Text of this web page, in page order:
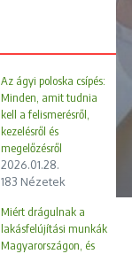
Az ágyi poloska csípés:
Minden, amit tudnia
kell a felismerésről,
kezelésről és
megelőzésről
2026.01.28.
183 Nézetek
Miért drágulnak a
lakásfelújítási munkák
Magyarországon, és